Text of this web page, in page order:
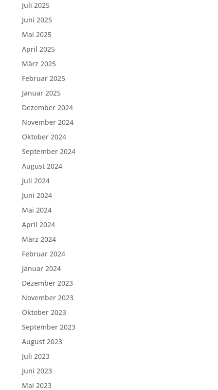
Juli 2025
Juni 2025
Mai 2025
April 2025
März 2025
Februar 2025
Januar 2025
Dezember 2024
November 2024
Oktober 2024
September 2024
August 2024
Juli 2024
Juni 2024
Mai 2024
April 2024
März 2024
Februar 2024
Januar 2024
Dezember 2023
November 2023
Oktober 2023
September 2023
August 2023
Juli 2023
Juni 2023
Mai 2023